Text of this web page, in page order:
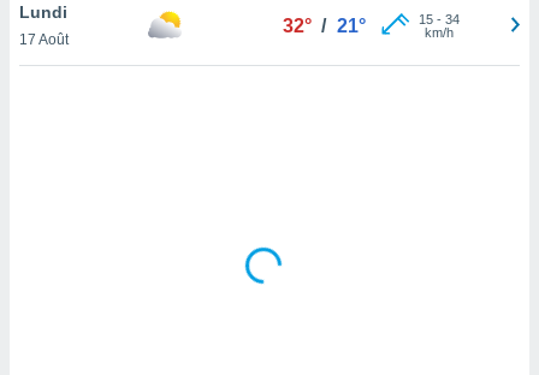
de
Lundi
17 Août
32° / 21° 15- 34
km/h